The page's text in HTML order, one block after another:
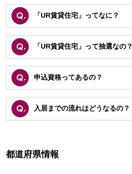
「UR賃貸住宅」ってなに？
「UR賃貸住宅」って抽選なの？
申込資格ってあるの？
入居までの流れはどうなるの？
都道府県情報